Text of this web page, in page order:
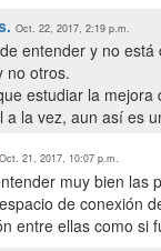
Oct. 22, 2017, 2:19 p.m.
entender y no
no otros.
estudiar la
la vez, aun así es
Oct. 21, 2017, 10:07 p.m.
muy bien
de conexión
entre ellas como si